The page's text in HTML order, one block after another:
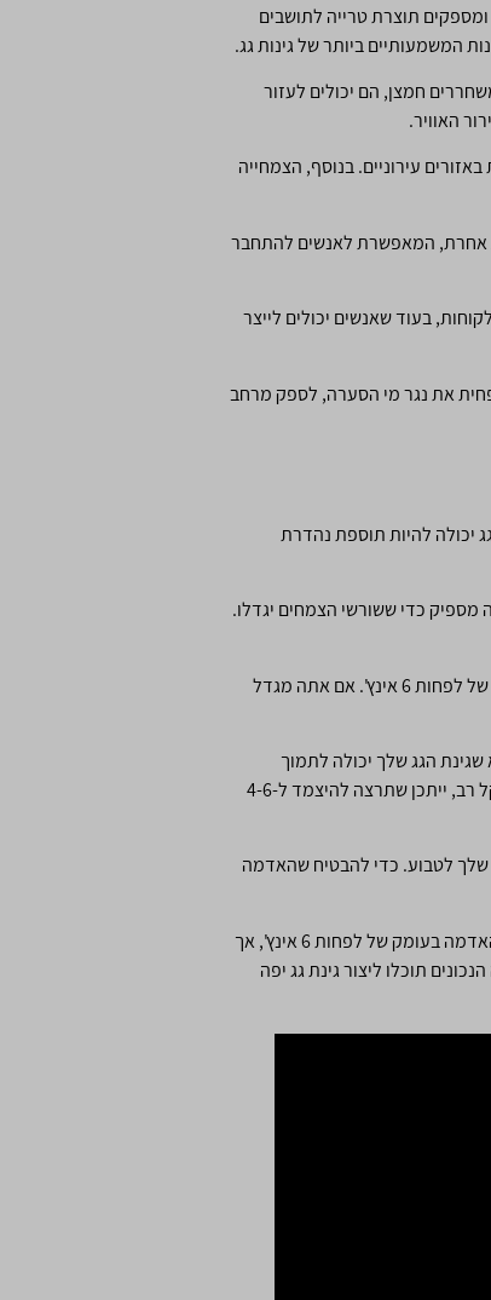
תוצרת טרייה לתושבים
המשמעותיים ביותר של גינות גג.
חמצן, הם יכולים לעזור
האוויר.
עירוניים. בנוסף, הצמחייה
אחרת, המאפשרת לאנשים להתחבר
בעוד שאנשים יכולים לייצר
את נגר מי הסערה, לספק מרחב
יכולה להיות תוספת נהדרת
כדי ששורשי הצמחים יגדלו.
אם אתה מגדל פרחים או צמחים אחרים עם שורשים רדודים, לא תזדקק לעומק אדמה רב. לפרחים, תרצה לוודא שהאדמה בעומק של לפחות 6 אינץ'. אם אתה מגדל
הגג שלך יכולה לתמוך
במשקל האדמה. באופן כללי, תרצה לוודא שהאדמה בעומק של לא יותר מ-8 אינץ', ואם הגג שלך ישן יותר או לא נועד להחזיק משקל רב, ייתכן שתרצה להיצמד ל-4-6
לטבוע. כדי להבטיח שהאדמה
לסיכום, עומק גינת הגג שלך יהיה תלוי בסוג הצמחים שאתה מגדל ובמשקל שהגג שלך יכול לתמוך בו. באופן כללי, תרצה לוודא שהאדמה בעומק של לפחות 6 אינץ', אך
הנכונים תוכלו ליצור גינת גג יפה